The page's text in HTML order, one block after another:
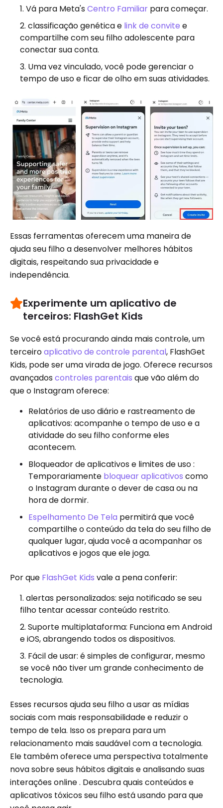
Vá para Meta'sCentro Familiar para começar.
classificação genética e link de convite e
compartilhe com seu filho adolescente para
conectar sua conta.
Uma vez vinculado, você pode gerenciar o
tempo de uso e ficar de olho em suas atividades.
Essas ferramentas oferecem uma maneira de
ajuda seu filho a desenvolver melhores hábitos
digitais, respeitando sua privacidade e
independência.
Experimente um aplicativo de
terceiros: FlashGet Kids
Se você está procurando ainda mais controle, um
terceiroaplicativo de controle parental, FlashGet
Kids, pode ser uma virada de jogo. Oferece recursos
avançadoscontroles parentais que vão além do
que o Instagram oferece:
Relatórios de uso diário e rastreamento de
aplicativos: acompanhe o tempo de uso e a
atividade do seu filho conforme eles
acontecem.
Bloqueador de aplicativos e limites de uso :
Temporariamente bloquear aplicativos como
o Instagram durante o dever de casa ou na
hora de dormir.
Espelhamento De Tela permitirá que você
compartilhe o conteúdo da tela do seu filho de
qualquer lugar, ajuda você a acompanhar os
aplicativos e jogos que ele joga.
Por que FlashGet Kids vale a pena conferir:
alertas personalizados: seja notificado se seu
filho tentar acessar conteúdo restrito.
Suporte multiplataforma: Funciona em Android
e iOS, abrangendo todos os dispositivos.
Fácil de usar: é simples de configurar, mesmo
se você não tiver um grande conhecimento de
tecnologia.
Esses recursos ajuda seu filho a usar as mídias
sociais com mais responsabilidade e reduzir o
tempo de tela. Isso os prepara para um
relacionamento mais saudável com a tecnologia.
Ele também oferece uma perspectiva totalmente
nova sobre seus hábitos digitais e analisando suas
interações online . Descubra quais conteúdos e
aplicativos tóxicos seu filho está usando para que